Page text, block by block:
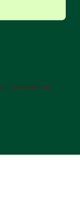
y Cidrón 22,